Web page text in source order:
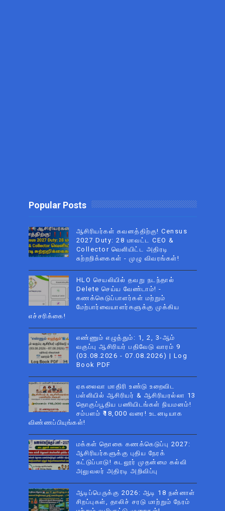
Popular Posts
ஆசிரியர்கள் கவனத்திற்கு! Census
2027 Duty: 28 மாவட்ட CEO &
Collector வெளியிட்ட அதிரடி
சுற்றறிக்கைகள் - முழு விவரங்கள்!
HLO செயலியில் தவறு நடந்தால்
Delete செய்ய வேண்டாம்! -
கணக்கெடுப்பாளர்கள் மற்றும்
மேற்பார்வையாளர்களுக்கு முக்கிய
எச்சரிக்கை!
எண்ணும் எழுத்தும்: 1, 2, 3-ஆம்
வகுப்பு ஆசிரியர் பதிவேடு வாரம் 9
(03.08.2026 - 07.08.2026) | Log
Book PDF
ஏகலைவா மாதிரி உண்டு உறைவிட
பள்ளியில் ஆசிரியர் & ஆசிரியரல்லா 13
தொகுப்பூதிய பணியிடங்கள் நியமனம்!
சம்பளம் ₹18,000 வரை! உடனடியாக
விண்ணப்பியுங்கள்!
மக்கள் தொகை கணக்கெடுப்பு 2027:
ஆசிரியர்களுக்கு புதிய நேரக்
கட்டுப்பாடு! கடலூர் முதன்மை கல்வி
அலுவலர் அதிரடி அறிவிப்பு
ஆடிப்பெருக்கு 2026: ஆடி 18 நன்னாள்
சிறப்புகள், தாலிச் சரடு மாற்றும் நேரம்